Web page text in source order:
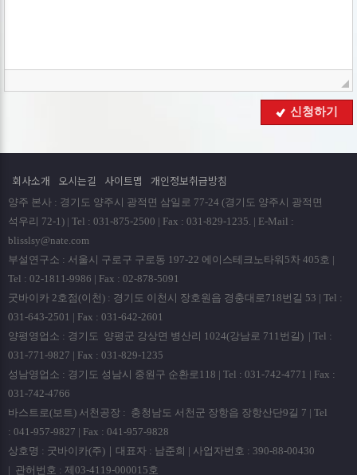
회사는 원칙적으로 개인정보 수집 및 이용목적이 달성된
ο 파기절차
회원님이 회원가입 등을 위해 입력하신 정보는 회원탈퇴시
곧바로 데이타베이스 완전 삭제됩니다.
ο 파기방법
- 전자적 파일형태로 저장된 개인정보는 기록을 재생할 수
없는 기술적 방법을 사용하여 삭제합니다.
■ 개인정보 제공
회사는 이용자의 개인정보를 원칙적으로 외부에 제공하지
않습니다. 다만, 아래의 경우에는 예외로 합니다.
- 이용자들이 사전에 동의한 경우
- 법령의 규정에 의거하거나, 수사 목적으로 법령에 정해진
절차와 방법에 따라 수사기관의 요구가 있는 경우
■ 수집한 개인정보의 위탁
신청하기
회사소개 오시는길 사이트맵 개인정보취급방침
양주 본사 : 경기도 양주시 광적면 삼일로 77-24 (경기도 양주시 광적면
석우리 72-1) | Tel : 031-875-2500 | Fax : 031-829-1235. | E-Mail :
blisslsy@nate.com
부설연구소 : 서울시 구로구 구로동 197-22 에이스테크노타워5차 405호 |
Tel : 02-1811-9986 | Fax : 02-878-5091
굿바이카 2호점(이천) : 경기도 이천시 장호원읍 경충대로718번길 53 | Tel :
031-643-2501 | Fax : 031-642-2601
양평영업소 : 경기도 양평군 강상면 병산리 1024(강남로 711번길) | Tel :
031-771-9827 | Fax : 031-829-1235
성남영업소 : 경기도 성남시 중원구 순환로118 | Tel : 031-742-4771 | Fax :
031-742-4766
바스트로(보트) 서천공장 : 충청남도 서천군 장항읍 장항산단9길 7 | Tel
: 041-957-9827 | Fax : 041-957-9828
상호명 : 굿바이카(주)｜대표자 : 남준희 | 사업자번호 : 390-88-00430
| 관허번호 : 제03-4119-000015호